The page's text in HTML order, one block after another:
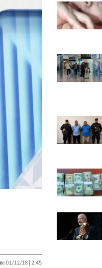
01/12/18 |2:45